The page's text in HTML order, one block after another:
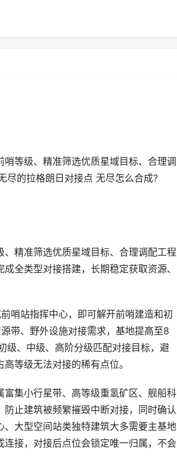
等级、精准筛选优质星域目标、合理调
尽的拉格朗日对接点 无尽怎么合成?
精准筛选优质星域目标、合理调配工程
全类型对接搭建，长期稳定获取资源、
哨站指挥中心，即可解开前哨建造和初
带、野外设施对接需求，基地提高至8
级、中级、高阶分级匹配对接目标，避
等级无法对接的稀有点位。
集小行星带、高等级重氢矿区、舰船科
止建筑被频繁摧毁中断对接，同时确认
大型空间站类独特建筑大多需要主基地
接，对接后点位会锁定唯一归属，不会